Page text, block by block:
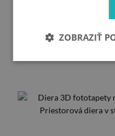
ZOBRAZIŤ